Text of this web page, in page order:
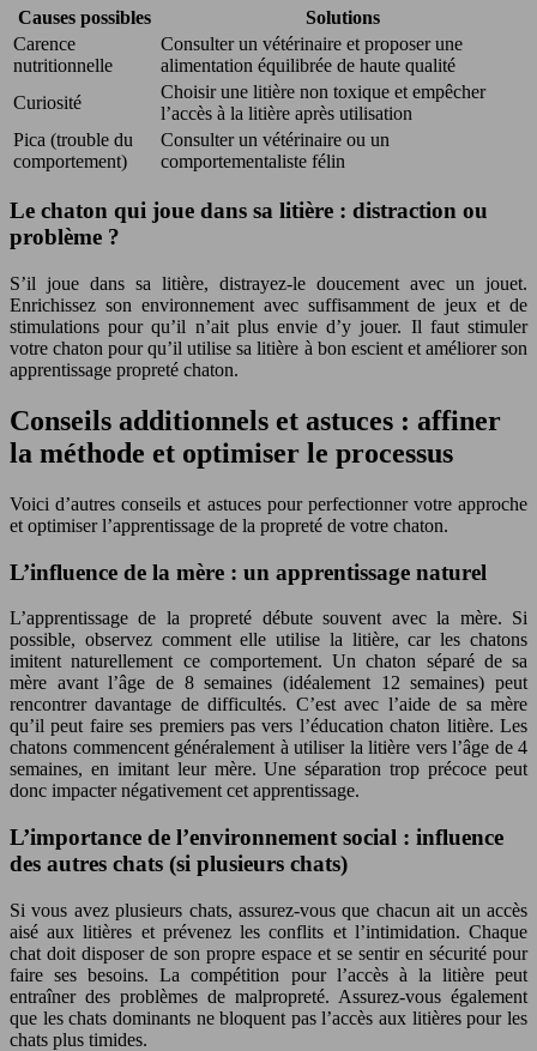
Causes possibles
Solutions
Carence
nutritionnelle
Consulter un vétérinaire et proposer une
alimentation équilibrée de haute qualité
Curiosité
Choisir une litière non toxique et empêcher
l’accès à la litière après utilisation
Pica (trouble du
comportement)
Consulter un vétérinaire ou un
comportementaliste félin
Le chaton qui joue dans sa litière : distraction ou
problème ?
S’il joue dans sa litière, distrayez-le doucement avec un jouet.
Enrichissez son environnement avec suffisamment de jeux et de
stimulations pour qu’il n’ait plus envie d’y jouer. Il faut stimuler
votre chaton pour qu’il utilise sa litière à bon escient et améliorer son
apprentissage propreté chaton.
Conseils additionnels et astuces : affiner
la méthode et optimiser le processus
Voici d’autres conseils et astuces pour perfectionner votre approche
et optimiser l’apprentissage de la propreté de votre chaton.
L’influence de la mère : un apprentissage naturel
L’apprentissage de la propreté débute souvent avec la mère. Si
possible, observez comment elle utilise la litière, car les chatons
imitent naturellement ce comportement. Un chaton séparé de sa
mère avant l’âge de 8 semaines (idéalement 12 semaines) peut
rencontrer davantage de difficultés. C’est avec l’aide de sa mère
qu’il peut faire ses premiers pas vers l’éducation chaton litière. Les
chatons commencent généralement à utiliser la litière vers l’âge de 4
semaines, en imitant leur mère. Une séparation trop précoce peut
donc impacter négativement cet apprentissage.
L’importance de l’environnement social : influence
des autres chats (si plusieurs chats)
Si vous avez plusieurs chats, assurez-vous que chacun ait un accès
aisé aux litières et prévenez les conflits et l’intimidation. Chaque
chat doit disposer de son propre espace et se sentir en sécurité pour
faire ses besoins. La compétition pour l’accès à la litière peut
entraîner des problèmes de malpropreté. Assurez-vous également
que les chats dominants ne bloquent pas l’accès aux litières pour les
chats plus timides.